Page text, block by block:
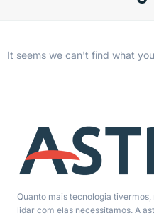
It seems we can't find what
Quanto mais tecnologia
lidar com elas necessitamos. A